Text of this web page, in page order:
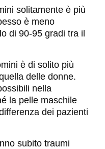
solitamente è più
è meno
di 90-95 gradi tra il
è di solito più
delle donne.
nella
la pelle maschile
dei pazienti
subito traumi